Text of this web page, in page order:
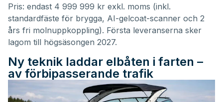
Pris: endast 4 999 999 kr exkl. moms (inkl.
standardfäste för brygga, AI-gelcoat-scanner och 2
års fri molnuppkoppling). Första leveranserna sker
lagom till högsäsongen 2027.
Ny teknik laddar elbåten i farten –
av förbipasserande trafik